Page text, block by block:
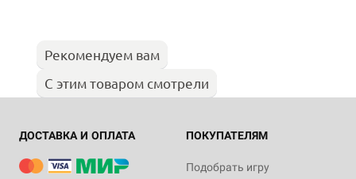
Рекомендуем вам
С этим товаром смотрели
ДОСТАВКА И ОПЛАТА ПОКУПАТЕЛЯМ
Подобрать игру